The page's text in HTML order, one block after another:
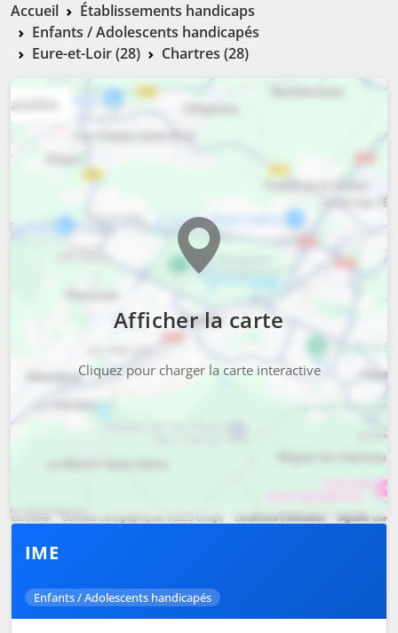
Accueil
Établissements handicaps
Enfants / Adolescents handicapés
Eure-et-Loir (28)
Chartres (28)
Afficher la carte
Cliquez pour charger la carte interactive
IME
Enfants / Adolescents handicapés